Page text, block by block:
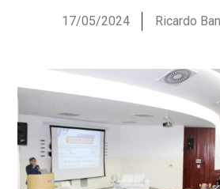
17/05/2024 Ricardo